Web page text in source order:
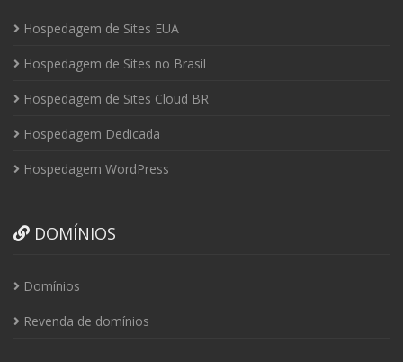
Hospedagem de Sites EUA
Hospedagem de Sites no Brasil
Hospedagem de Sites Cloud BR
Hospedagem Dedicada
Hospedagem WordPress
DOMÍNIOS
Domínios
Revenda de domínios